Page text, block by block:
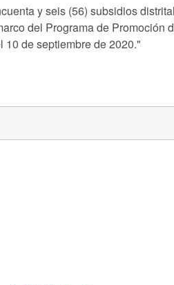
y seis (56) subsidios
del Programa de Promoción
de septiembre de 2020."